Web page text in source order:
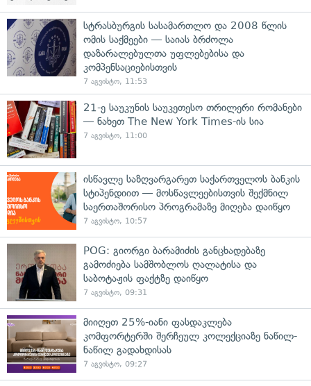
სტრასბურგის სასამართლო და 2008 წლის
ომის საქმეები — საიას ბრძოლა
დაზარალებულთა უფლებებისა და
კომპენსაციებისთვის
7 აგვისტო, 11:53
21-ე საუკუნის საუკეთესო თრილერი რომანები
— ნახეთ The New York Times-ის სია
7 აგვისტო, 11:00
ისწავლე საზღვარგარეთ საქართველოს ბანკის
სტიპენდიით — მოსწავლეებისთვის შექმნილ
საერთაშორისო პროგრამაზე მიღება დაიწყო
7 აგვისტო, 10:57
POG: გიორგი ბარამიძის განცხადებაზე
გამოძიება სამშობლოს ღალატისა და
საბოტაჟის ფაქტზე დაიწყო
7 აგვისტო, 09:31
მიიღეთ 25%-იანი ფასდაკლება
კომფორტერში შერჩეულ კოლექციაზე ნაწილ-
ნაწილ გადახდისას
7 აგვისტო, 09:27